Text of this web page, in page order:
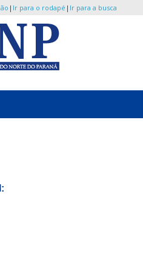
| Ir para o rodapé | Ir para a busca